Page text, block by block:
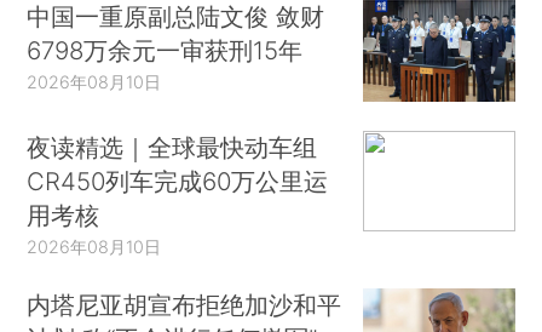
中国一重原副总陆文俊 敛财
6798万余元一审获刑15年
2026年08月10日
夜读精选｜全球最快动车组
CR450列车完成60万公里运
用考核
2026年08月10日
内塔尼亚胡宣布拒绝加沙和平